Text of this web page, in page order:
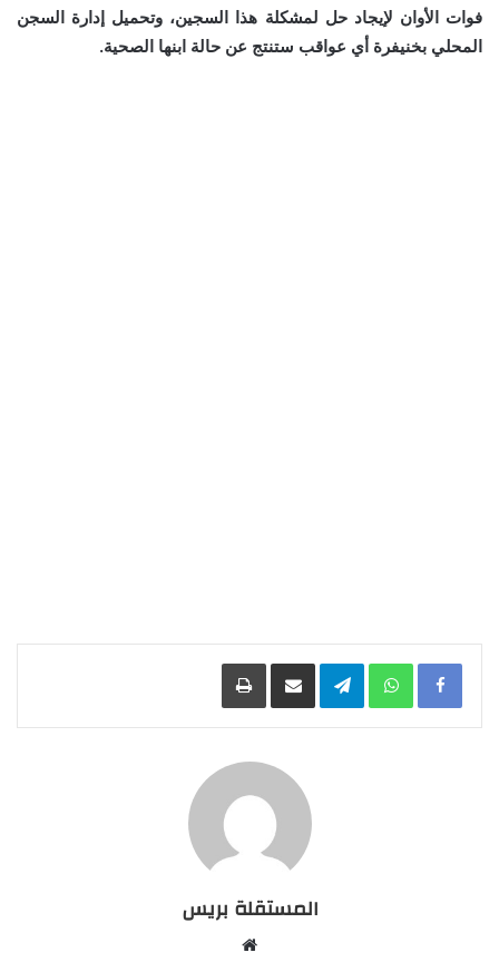
فوات الأوان لإيجاد حل لمشكلة هذا السجين، وتحميل إدارة السجن
المحلي بخنيفرة أي عواقب ستنتج عن حالة ابنها الصحية.
Facebook
WhatsApp
Telegramمشاركة عبر البريد طباعة
المستقلة بريس